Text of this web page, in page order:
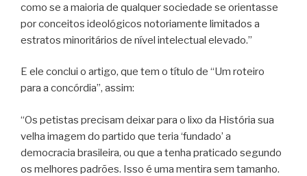
como se a maioria de qualquer sociedade se orientasse
por conceitos ideológicos notoriamente limitados a
estratos minoritários de nível intelectual elevado.”
E ele conclui o artigo, que tem o título de “Um roteiro
para a concórdia”, assim:
“Os petistas precisam deixar para o lixo da História sua
velha imagem do partido que teria ‘fundado’ a
democracia brasileira, ou que a tenha praticado segundo
os melhores padrões. Isso é uma mentira sem tamanho.